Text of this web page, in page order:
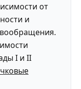
от
и
I и II